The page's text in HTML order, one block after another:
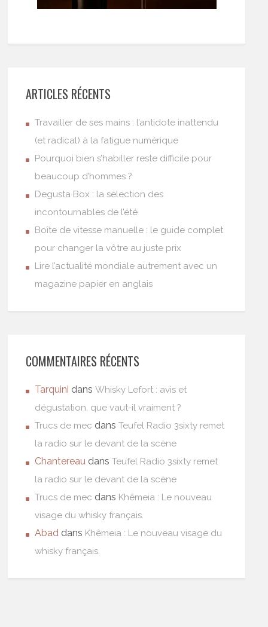
ARTICLES RÉCENTS
Travailler de ses mains : l’antidote inattendu
(et radical) à la fatigue numérique
Pourquoi bien s’habiller reste difficile pour
beaucoup d’hommes ?
Degusta Box : la sélection des
incontournables de l’été
Boîte de vitesse manuelle : le guide complet
pour changer la vôtre au juste prix
Lire l’actualité mondiale autrement avec un
magazine papier en anglais
COMMENTAIRES RÉCENTS
Tarquini dansWhisky Lefort : avis et
dégustation, que vaut-il vraiment ?
Trucs de mec dansTeufel Radio 3sixty remet
la radio sur le devant de la scène
Chantereau dansTeufel Radio 3sixty remet
la radio sur le devant de la scène
Trucs de mec dans Khêmeia : Le nouveau
visage du whisky français.
Abad dans Khêmeia : Le nouveau visage du
whisky français.